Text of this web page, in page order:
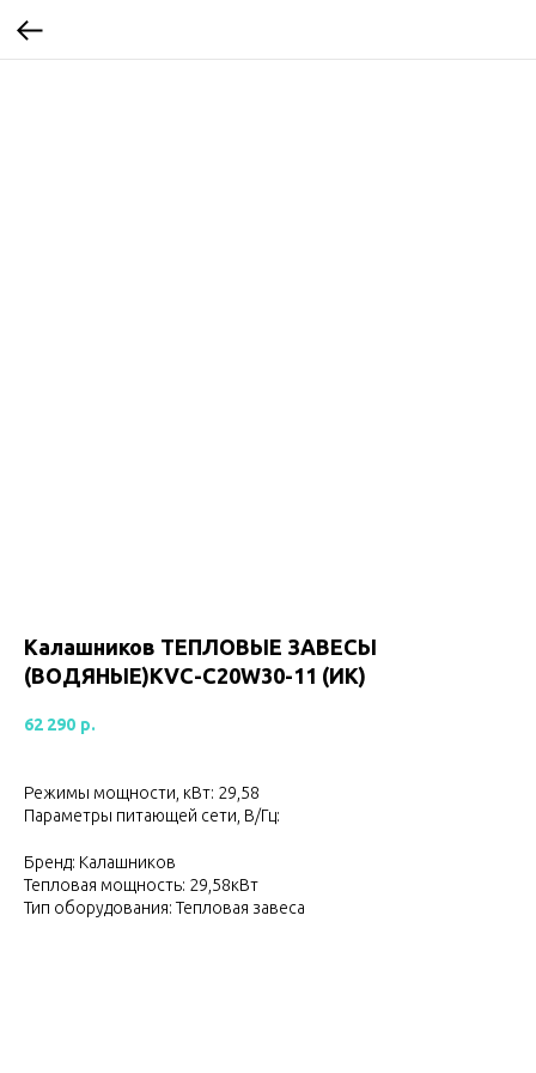
Калашников ТЕПЛОВЫЕ ЗАВЕСЫ
(ВОДЯНЫЕ)KVС-C20W30-11 (ИК)
62 290 р.
Режимы мощности, кВт: 29,58
Параметры питающей сети, В/Гц:
Бренд: Калашников
Тепловая мощность: 29,58кВт
Тип оборудования: Тепловая завеса